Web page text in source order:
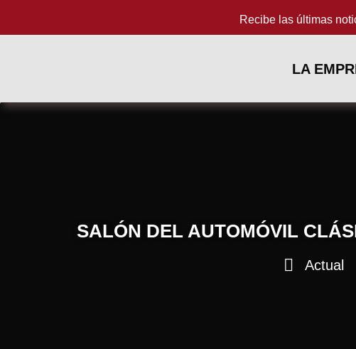
Recibe las últimas
LA
SALÓN DEL AUTOMÓVIL
Actual